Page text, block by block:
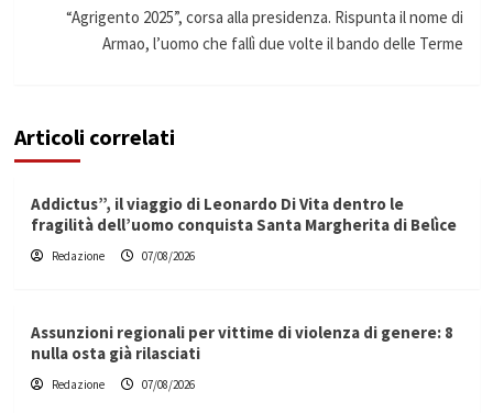
“Agrigento 2025”, corsa alla presidenza. Rispunta il nome di
Armao, l’uomo che fallì due volte il bando delle Terme
Articoli correlati
Addictus”, il viaggio di Leonardo Di Vita dentro le
fragilità dell’uomo conquista Santa Margherita di Belìce
Redazione 07/08/2026
Assunzioni regionali per vittime di violenza di genere: 8
nulla osta già rilasciati
Redazione 07/08/2026